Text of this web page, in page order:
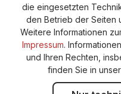
die eingesetzten
den Betrieb der Seiten
Weitere Informationen
Impressum.
und Ihren Rechten,
finden Sie in